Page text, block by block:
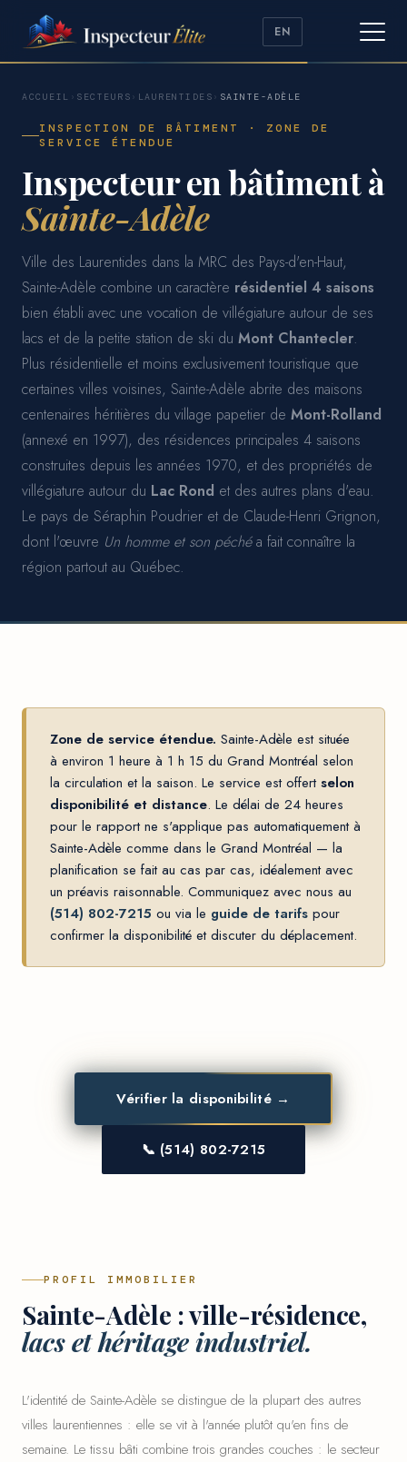
EN
ACCUEIL › SECTEURS › LAURENTIDES › SAINTE-ADÈLE
INSPECTION DE BÂTIMENT · ZONE DE
SERVICE ÉTENDUE
Inspecteur en bâtiment à
Sainte-Adèle
Ville des Laurentides dans la MRC des Pays-d'en-Haut,
Sainte-Adèle combine un caractère résidentiel 4 saisons
bien établi avec une vocation de villégiature autour de ses
lacs et de la petite station de ski du Mont Chantecler.
Plus résidentielle et moins exclusivement touristique que
certaines villes voisines, Sainte-Adèle abrite des maisons
centenaires héritières du village papetier de Mont-Rolland
(annexé en 1997), des résidences principales 4 saisons
construites depuis les années 1970, et des propriétés de
villégiature autour du Lac Rond et des autres plans d'eau.
Le pays de Séraphin Poudrier et de Claude-Henri Grignon,
dont l'œuvre Un homme et son péchéa fait connaître la
région partout au Québec.
Zone de service étendue. Sainte-Adèle est située
à environ 1 heure à 1 h 15 du Grand Montréal selon
la circulation et la saison. Le service est offertselon
disponibilité et distance. Le délai de 24 heures
pour le rapport ne s'applique pas automatiquement à
Sainte-Adèle comme dans le Grand Montréal — la
planification se fait au cas par cas, idéalement avec
un préavis raisonnable. Communiquez avec nous au
(514) 802-7215 ou via le guide de tarifs pour
confirmer la disponibilité et discuter du déplacement.
Vérifier la disponibilité →
📞 (514) 802-7215
PROFIL IMMOBILIER
Sainte-Adèle : ville-résidence,
lacs et héritage industriel.
L'identité de Sainte-Adèle se distingue de la plupart des autres
villes laurentiennes : elle se vit à l'année plutôt qu'en fins de
semaine. Le tissu bâti combine trois grandes couches : le secteur